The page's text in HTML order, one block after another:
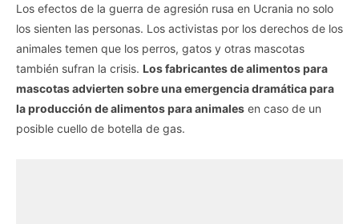
Los efectos de la guerra de agresión rusa en Ucrania no solo
los sienten las personas. Los activistas por los derechos de los
animales temen que los perros, gatos y otras mascotas
también sufran la crisis. Los fabricantes de alimentos para
mascotas advierten sobre una emergencia dramática para
la producción de alimentos para animales en caso de un
posible cuello de botella de gas.